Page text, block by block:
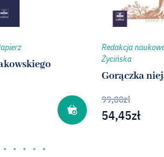
Redakcja
Życińska
Gorączka
99,00zł
54,45zł